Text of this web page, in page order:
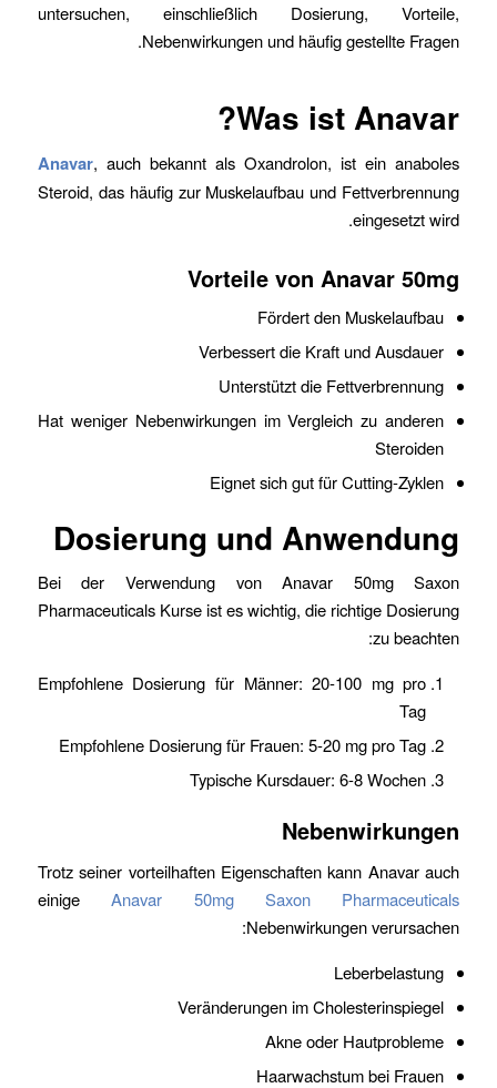
untersuchen, einschließlich Dosierung, Vorteile,
Nebenwirkungen und häufig gestellte Fragen.
Was ist Anavar?
Anavar, auch bekannt als Oxandrolon, ist ein anaboles
Steroid, das häufig zur Muskelaufbau und Fettverbrennung
eingesetzt wird.
Vorteile von Anavar 50mg
Fördert den Muskelaufbau
Verbessert die Kraft und Ausdauer
Unterstützt die Fettverbrennung
Hat weniger Nebenwirkungen im Vergleich zu anderen
Steroiden
Eignet sich gut für Cutting-Zyklen
Dosierung und Anwendung
Bei der Verwendung von Anavar 50mg Saxon
Pharmaceuticals Kurse ist es wichtig, die richtige Dosierung
zu beachten:
Empfohlene Dosierung für Männer: 20-100 mg pro
Tag
Empfohlene Dosierung für Frauen: 5-20 mg pro Tag
Typische Kursdauer: 6-8 Wochen
Nebenwirkungen
Trotz seiner vorteilhaften Eigenschaften kann Anavar auch
einigeAnavar 50mg Saxon Pharmaceuticals
Nebenwirkungen verursachen:
Leberbelastung
Veränderungen im Cholesterinspiegel
Akne oder Hautprobleme
Haarwachstum bei Frauen